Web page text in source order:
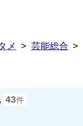
メ 芸能総合
43件